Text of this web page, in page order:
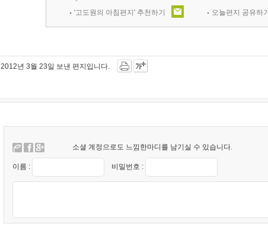
'고도원의 아침편지' 추천하기 오늘편지 공유하기
2012년 3월 23일 보낸 편지입니다.
소셜 계정으로도 느낌한마디를 남기실 수 있습니다.
이름 : 비밀번호 :